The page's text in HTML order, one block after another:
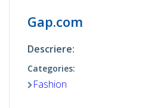
Gap.com
Descriere:
Categories:
Fashion